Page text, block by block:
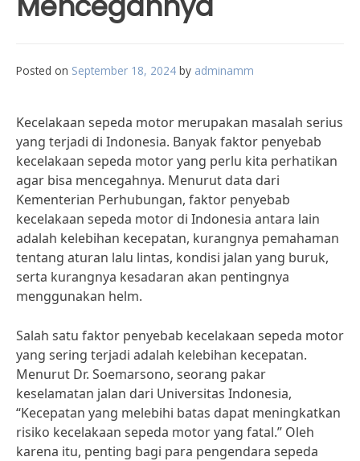
Posted on September 18, 2024 by adminamm
Kecelakaan sepeda motor merupakan masalah serius
yang terjadi di Indonesia. Banyak faktor penyebab
kecelakaan sepeda motor yang perlu kita perhatikan
agar bisa mencegahnya. Menurut data dari
Kementerian Perhubungan, faktor penyebab
kecelakaan sepeda motor di Indonesia antara lain
adalah kelebihan kecepatan, kurangnya pemahaman
tentang aturan lalu lintas, kondisi jalan yang buruk,
serta kurangnya kesadaran akan pentingnya
menggunakan helm.
Salah satu faktor penyebab kecelakaan sepeda motor
yang sering terjadi adalah kelebihan kecepatan.
Menurut Dr. Soemarsono, seorang pakar
keselamatan jalan dari Universitas Indonesia,
“Kecepatan yang melebihi batas dapat meningkatkan
risiko kecelakaan sepeda motor yang fatal.” Oleh
karena itu, penting bagi para pengendara sepeda